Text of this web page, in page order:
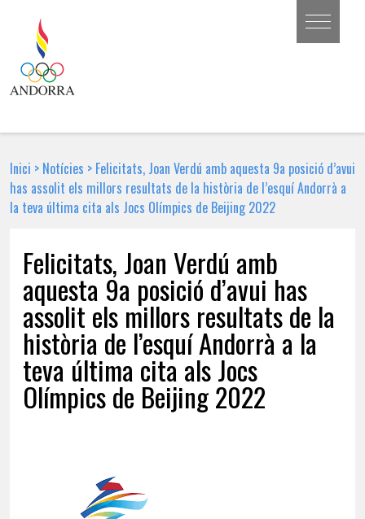
Inici > Notícies > Felicitats, Joan Verdú amb aquesta 9a posició d’avui
has assolit els millors resultats de la història de l’esquí Andorrà a
la teva última cita als Jocs Olímpics de Beijing 2022
Felicitats, Joan Verdú amb
aquesta 9a posició d’avui has
assolit els millors resultats de la
història de l’esquí Andorrà a la
teva última cita als Jocs
Olímpics de Beijing 2022